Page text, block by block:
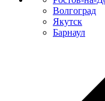
Волгоград
Якутск
Барнаул